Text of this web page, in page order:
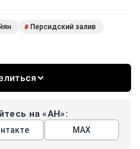
# Персидский залив
на «АН»:
МАХ